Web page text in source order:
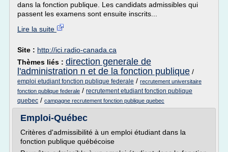
dans la fonction publique. Les candidats admissibles qui
passent les examens sont ensuite inscrits...
Lire la suite
Site : http://ici.radio-canada.ca
Thèmes liés : direction generale de
l'administration n et de la fonction publique /
emploi etudiant fonction publique federale / recrutement universitaire
fonction publique federale / recrutement etudiant fonction publique
quebec / campagne recrutement fonction publique quebec
Emploi-Québec
Critères d'admissibilité à un emploi étudiant dans la
fonction publique québécoise